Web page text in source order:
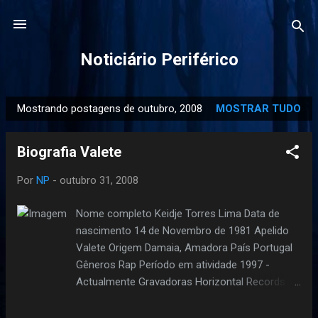
Noticiário Periférico
P
o
Mostrando postagens de outubro, 2008 MOSTRAR TUDO
Biografia Valete
Por NP - outubro 31, 2008
Nome completo Keidje Torres Lima Data de
nascimento 14 de Novembro de 1981 Apelido
Valete Origem Damaia, Amadora País Portugal
Gêneros Rap Período em atividade 1997 -
Actualmente Gravadoras Horizontal Records